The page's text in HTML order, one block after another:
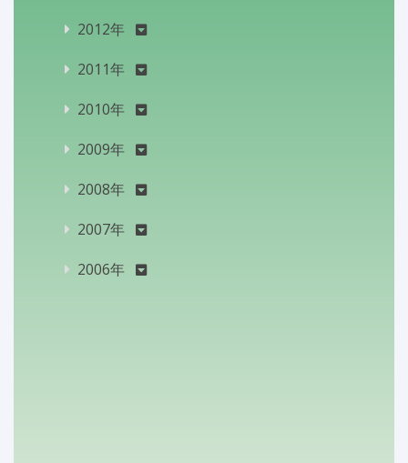
2012年
2011年
2010年
2009年
2008年
2007年
2006年